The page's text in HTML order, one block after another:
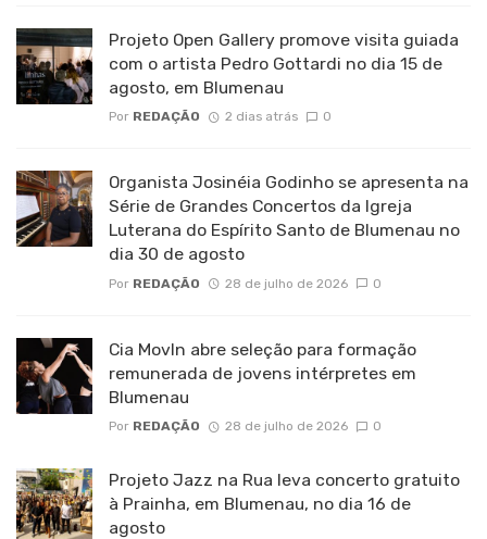
Projeto Open Gallery promove visita guiada
com o artista Pedro Gottardi no dia 15 de
agosto, em Blumenau
Por REDAÇÃO 2 dias atrás 0
Organista Josinéia Godinho se apresenta na
Série de Grandes Concertos da Igreja
Luterana do Espírito Santo de Blumenau no
dia 30 de agosto
Por REDAÇÃO 28 de julho de 2026 0
Cia MovIn abre seleção para formação
remunerada de jovens intérpretes em
Blumenau
Por REDAÇÃO 28 de julho de 2026 0
Projeto Jazz na Rua leva concerto gratuito
à Prainha, em Blumenau, no dia 16 de
agosto